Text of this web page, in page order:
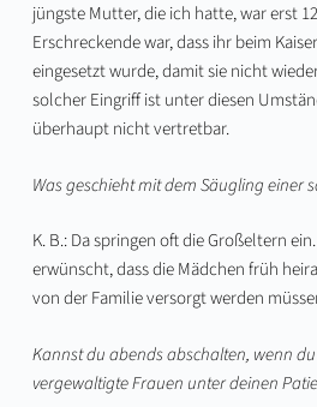
jüngste Mutter, die ich hatte, war erst
Erschreckende war, dass ihr beim
eingesetzt wurde, damit sie nicht
solcher Eingriff ist unter diesen
überhaupt nicht vertretbar.
Was geschieht mit dem Säugling einer
K. B.: Da springen oft die Großeltern
erwünscht, dass die Mädchen früh
von der Familie versorgt werden
Kannst du abends abschalten, wenn
vergewaltigte Frauen unter deinen